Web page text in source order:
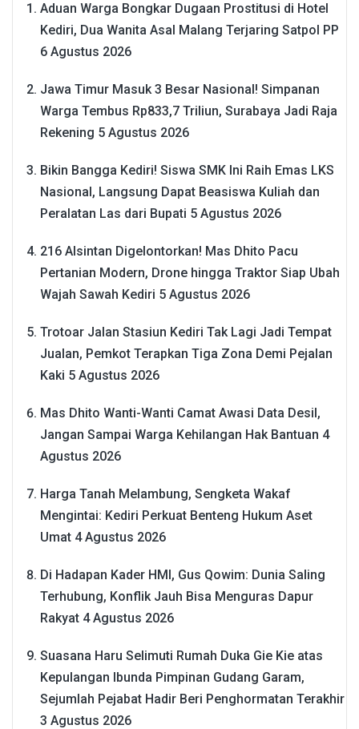
Aduan Warga Bongkar Dugaan Prostitusi di Hotel
Kediri, Dua Wanita Asal Malang Terjaring Satpol PP
6 Agustus 2026
Jawa Timur Masuk 3 Besar Nasional! Simpanan
Warga Tembus Rp833,7 Triliun, Surabaya Jadi Raja
Rekening 5 Agustus 2026
Bikin Bangga Kediri! Siswa SMK Ini Raih Emas LKS
Nasional, Langsung Dapat Beasiswa Kuliah dan
Peralatan Las dari Bupati 5 Agustus 2026
216 Alsintan Digelontorkan! Mas Dhito Pacu
Pertanian Modern, Drone hingga Traktor Siap Ubah
Wajah Sawah Kediri 5 Agustus 2026
Trotoar Jalan Stasiun Kediri Tak Lagi Jadi Tempat
Jualan, Pemkot Terapkan Tiga Zona Demi Pejalan
Kaki 5 Agustus 2026
Mas Dhito Wanti-Wanti Camat Awasi Data Desil,
Jangan Sampai Warga Kehilangan Hak Bantuan 4
Agustus 2026
Harga Tanah Melambung, Sengketa Wakaf
Mengintai: Kediri Perkuat Benteng Hukum Aset
Umat 4 Agustus 2026
Di Hadapan Kader HMI, Gus Qowim: Dunia Saling
Terhubung, Konflik Jauh Bisa Menguras Dapur
Rakyat 4 Agustus 2026
Suasana Haru Selimuti Rumah Duka Gie Kie atas
Kepulangan Ibunda Pimpinan Gudang Garam,
Sejumlah Pejabat Hadir Beri Penghormatan Terakhir
3 Agustus 2026